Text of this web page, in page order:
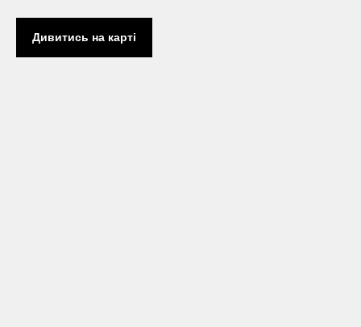
Дивитись на карті